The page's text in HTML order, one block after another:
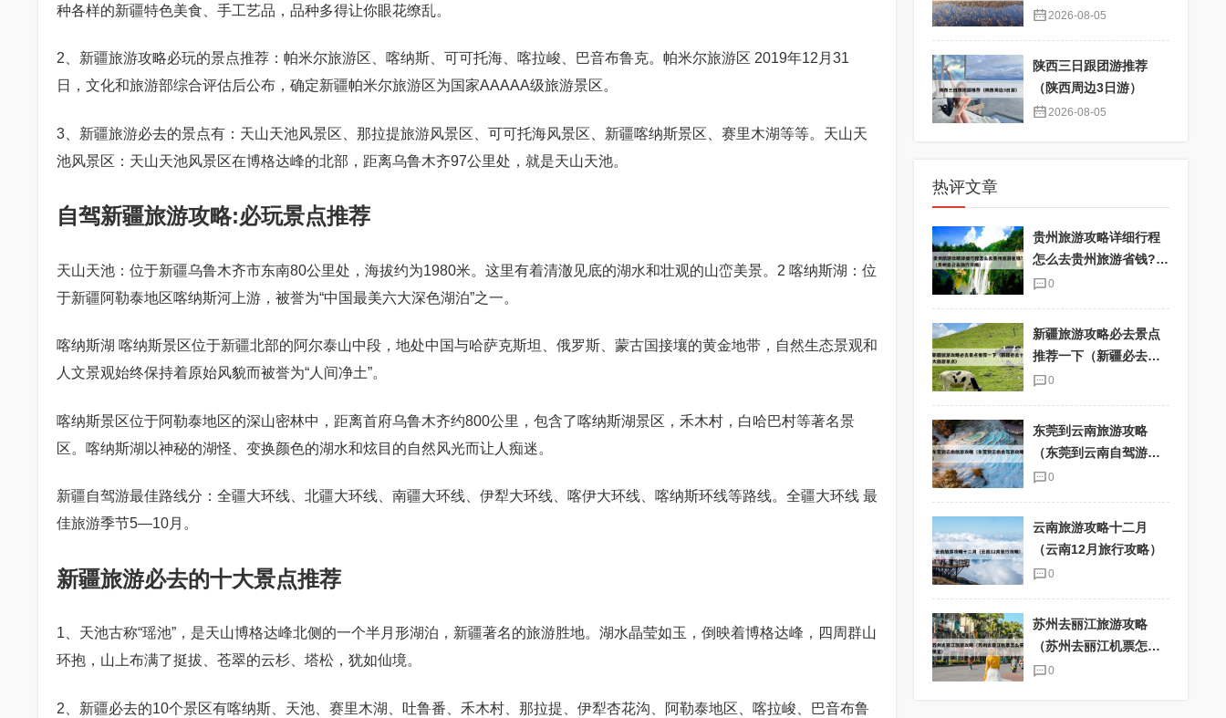
种各样的新疆特色美食、手工艺品，品种多得让你眼花缭乱。
2、新疆旅游攻略必玩的景点推荐：帕米尔旅游区、喀纳斯、可可托海、喀拉峻、巴音布鲁克。帕米尔旅游区 2019年12月31
日，文化和旅游部综合评估后公布，确定新疆帕米尔旅游区为国家AAAAA级旅游景区。
3、新疆旅游必去的景点有：天山天池风景区、那拉提旅游风景区、可可托海风景区、新疆喀纳斯景区、赛里木湖等等。天山天
池风景区：天山天池风景区在博格达峰的北部，距离乌鲁木齐97公里处，就是天山天池。
自驾新疆旅游攻略:必玩景点推荐
天山天池：位于新疆乌鲁木齐市东南80公里处，海拔约为1980米。这里有着清澈见底的湖水和壮观的山峦美景。2 喀纳斯湖：位
于新疆阿勒泰地区喀纳斯河上游，被誉为“中国最美六大深色湖泊”之一。
喀纳斯湖 喀纳斯景区位于新疆北部的阿尔泰山中段，地处中国与哈萨克斯坦、俄罗斯、蒙古国接壤的黄金地带，自然生态景观和
人文景观始终保持着原始风貌而被誉为“人间净土”。
喀纳斯景区位于阿勒泰地区的深山密林中，距离首府乌鲁木齐约800公里，包含了喀纳斯湖景区，禾木村，白哈巴村等著名景
区。喀纳斯湖以神秘的湖怪、变换颜色的湖水和炫目的自然风光而让人痴迷。
新疆自驾游最佳路线分：全疆大环线、北疆大环线、南疆大环线、伊犁大环线、喀伊大环线、喀纳斯环线等路线。全疆大环线 最
佳旅游季节5—10月。
新疆旅游必去的十大景点推荐
1、天池古称“瑶池”，是天山博格达峰北侧的一个半月形湖泊，新疆著名的旅游胜地。湖水晶莹如玉，倒映着博格达峰，四周群山
环抱，山上布满了挺拔、苍翠的云杉、塔松，犹如仙境。
2、新疆必去的10个景区有喀纳斯、天池、赛里木湖、吐鲁番、禾木村、那拉提、伊犁杏花沟、阿勒泰地区、喀拉峻、巴音布鲁
2026-08-05
陕西三日跟团游推荐
（陕西周边3日游）
2026-08-05
热评文章
贵州旅游攻略详细行程
怎么去贵州旅游省钱?
（贵州自己去旅行攻
0
新疆旅游攻略必去景点
推荐一下（新疆必去十
大旅游景点）
0
东莞到云南旅游攻略
（东莞到云南自驾游攻
略）
0
云南旅游攻略十二月
（云南12月旅行攻略）
0
苏州去丽江旅游攻略
（苏州去丽江机票怎么
买便宜）
0